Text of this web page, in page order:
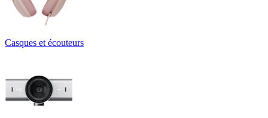
Casques et écouteurs